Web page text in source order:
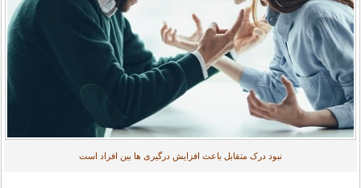
نبود درک متقابل باعث افزایش درگیری ها بین افراد است